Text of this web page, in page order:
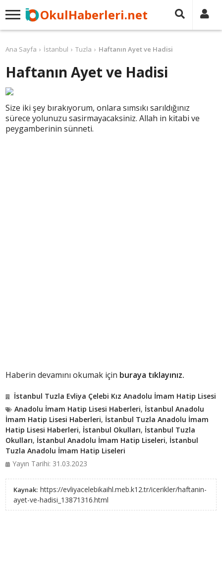
OkulHaberleri.net
Ana Sayfa İstanbul Tuzla Haftanın Ayet ve Hadisi
Haftanın Ayet ve Hadisi
Size iki şey bırakıyorum, onlara sımsıkı sarıldığınız
sürece yolunuzu sasirmayacaksiniz. Allah in kitabi ve
peygamberinin sünneti.
Haberin devamını okumak için buraya tıklayınız.
İstanbul Tuzla Evliya Çelebi Kız Anadolu İmam Hatip Lisesi
Anadolu İmam Hatip Lisesi Haberleri, İstanbul Anadolu
İmam Hatip Lisesi Haberleri, İstanbul Tuzla Anadolu İmam
Hatip Lisesi Haberleri, İstanbul Okulları, İstanbul Tuzla
Okulları, İstanbul Anadolu İmam Hatip Liseleri, İstanbul
Tuzla Anadolu İmam Hatip Liseleri
Yayın Tarihi: 31.03.2023
Kaynak: https://evliyacelebikaihl.meb.k12.tr/icerikler/haftanin-
ayet-ve-hadisi_13871316.html